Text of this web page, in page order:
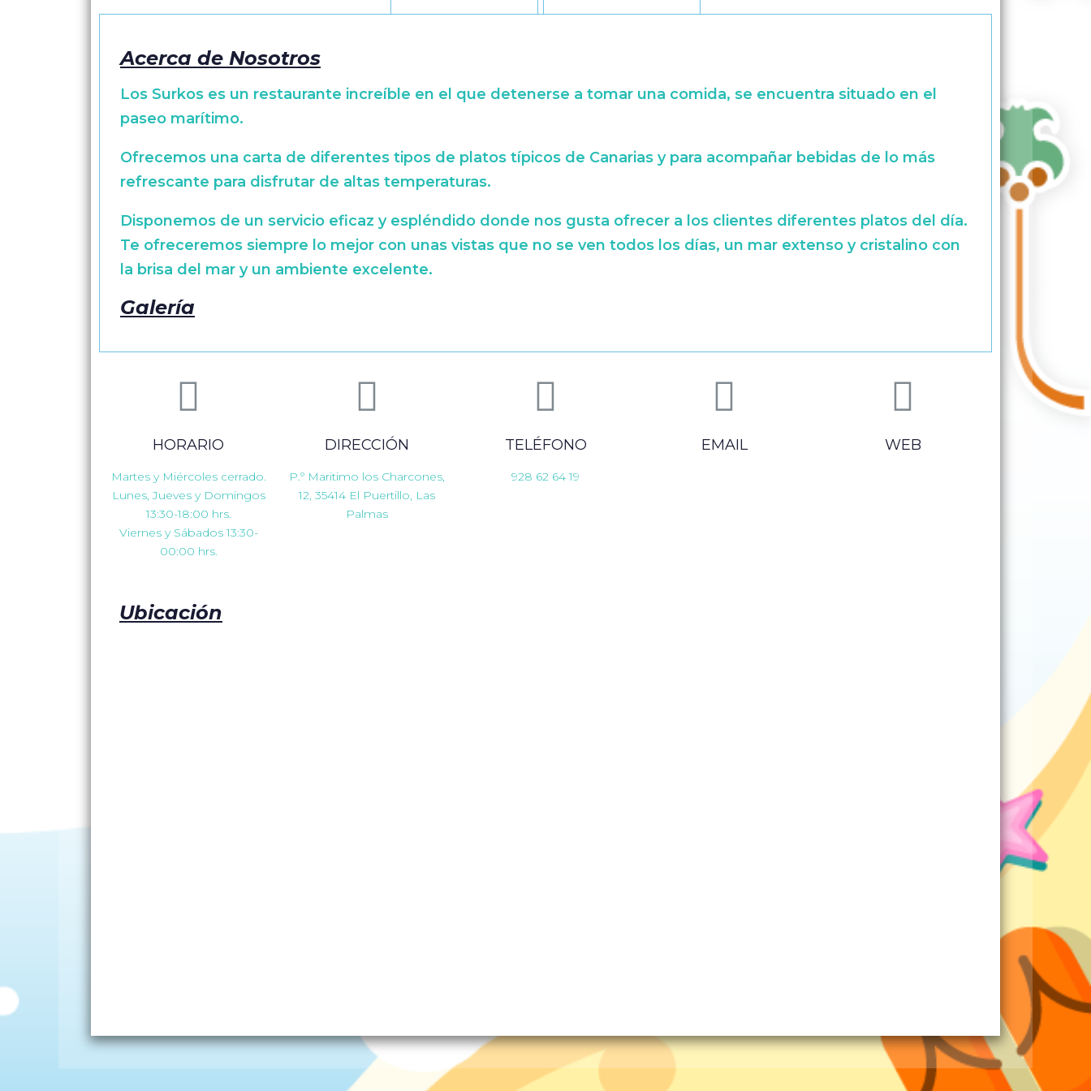
Acerca de Nosotros
Los Surkos es un restaurante increíble en el que detenerse a tomar una comida, se encuentra situado en el
paseo marítimo.
Ofrecemos una carta de diferentes tipos de platos típicos de Canarias y para acompañar bebidas de lo más
refrescante para disfrutar de altas temperaturas.
Disponemos de un servicio eficaz y espléndido donde nos gusta ofrecer a los clientes diferentes platos del día.
Te ofreceremos siempre lo mejor con unas vistas que no se ven todos los días, un mar extenso y cristalino con
la brisa del mar y un ambiente excelente.
Galería
HORARIO
Martes y Miércoles cerrado.
Lunes, Jueves y Domingos
13:30-18:00 hrs.
Viernes y Sábados 13:30-
00:00 hrs.
DIRECCIÓN
P.º Maritimo los Charcones,
12, 35414 El Puertillo, Las
Palmas
TELÉFONO
928 62 64 19
EMAIL WEB
Ubicación